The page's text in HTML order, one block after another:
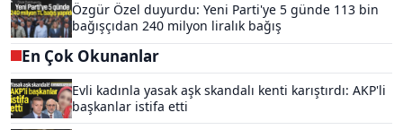
Özgür Özel duyurdu: Yeni Parti'ye 5 günde 113 bin
bağışçıdan 240 milyon liralık bağış
En Çok Okunanlar
Evli kadınla yasak aşk skandalı kenti karıştırdı: AKP'li
başkanlar istifa etti